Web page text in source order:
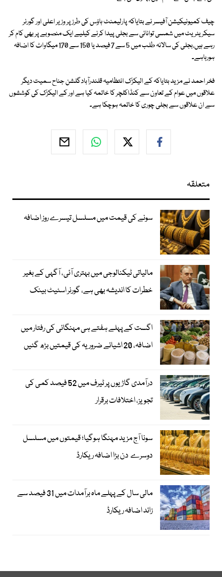
چیف کمیونیکیشن آفیسر نے بتایاکہ پارلیمنٹ ہاؤس کی طرز پر وزیر اعلی اور گورنر
سیکریٹریٹ میں شمسی توانائی سے بجلی پیدا کرنے کیلیے ایک منصوبے پر بھی کام کر
رہے ہیں،بجلی کی سالانہ طلب میں 5 سے 7 فیصد یا 150 سے 170 میگاواٹ کا اضافہ
ہورہاہے۔
فخر احمد نے مزید بتایاکہ کے الیکڑک انتظامیہ قلندرآبادگلشن جناح سمیت دیگر
علاقوں میں عوام کے تعاون سے کنڈاکلچر کا خاتمہ کیا ہے اور کے الیکڑک کی کوششوں
سے ان علاقوں سے بجلی چوری کا خاتمہ ہوچکا ہے۔
متعلقہ
سونے کی قیمت میں مسلسل تیسرے روز اضافہ
مالیاتی ٹیکنالوجی میں بہتری آئی، آگہی کے بغیر
خطرات کا اندیشہ بھی ہے، گورنر اسٹیٹ بینک
اگست کے پہلے ہفتے ہی مہنگائی کی رفتار میں
اضافہ، 20 اشیائے ضروریہ کی قیمتیں بڑھ گئیں
درآمدی گاڑیوں پر ٹیرف میں 52 فیصد کمی کی
تجویز، اختلافات برقرار
سونا آج مزید مہنگا ہوگیا؛ قیمتوں میں مسلسل
دوسرے دن بڑا اضافہ ریکارڈ
مالی سال کے پہلے ماہ برآمدات میں 31 فیصد سے
زائد اضافہ ریکارڈ